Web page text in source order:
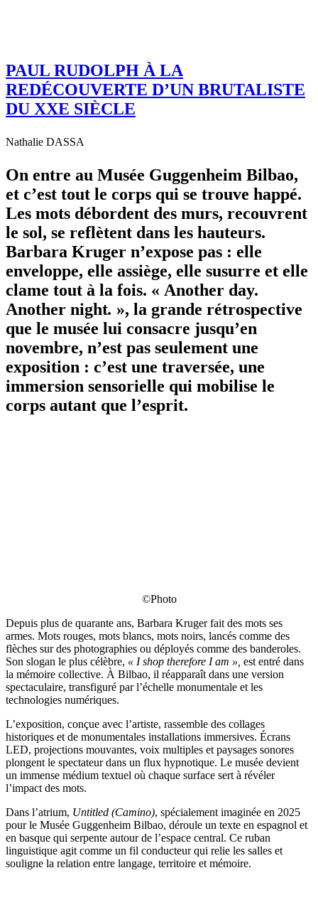
PAUL RUDOLPH À LA
REDÉCOUVERTE D’UN BRUTALISTE
DU XXE SIÈCLE
Nathalie DASSA
On entre au Musée Guggenheim Bilbao,
et c’est tout le corps qui se trouve happé.
Les mots débordent des murs, recouvrent
le sol, se reflètent dans les hauteurs.
Barbara Kruger n’expose pas : elle
enveloppe, elle assiège, elle susurre et elle
clame tout à la fois. « Another day.
Another night. », la grande rétrospective
que le musée lui consacre jusqu’en
novembre, n’est pas seulement une
exposition : c’est une traversée, une
immersion sensorielle qui mobilise le
corps autant que l’esprit.
©Photo
Depuis plus de quarante ans, Barbara Kruger fait des mots ses
armes. Mots rouges, mots blancs, mots noirs, lancés comme des
flèches sur des photographies ou déployés comme des banderoles.
Son slogan le plus célèbre, « I shop therefore I am », est entré dans
la mémoire collective. À Bilbao, il réapparaît dans une version
spectaculaire, transfiguré par l’échelle monumentale et les
technologies numériques.
L’exposition, conçue avec l’artiste, rassemble des collages
historiques et de monumentales installations immersives. Écrans
LED, projections mouvantes, voix multiples et paysages sonores
plongent le spectateur dans un flux hypnotique. Le musée devient
un immense médium textuel où chaque surface sert à révéler
l’impact des mots.
Dans l’atrium, Untitled (Camino), spécialement imaginée en 2025
pour le Musée Guggenheim Bilbao, déroule un texte en espagnol et
en basque qui serpente autour de l’espace central. Ce ruban
linguistique agit comme un fil conducteur qui relie les salles et
souligne la relation entre langage, territoire et mémoire.